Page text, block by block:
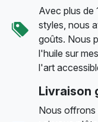
Avec plus de
styles, nous
goûts. Nous
l'huile sur
l'art
Livraison
Nous offrons